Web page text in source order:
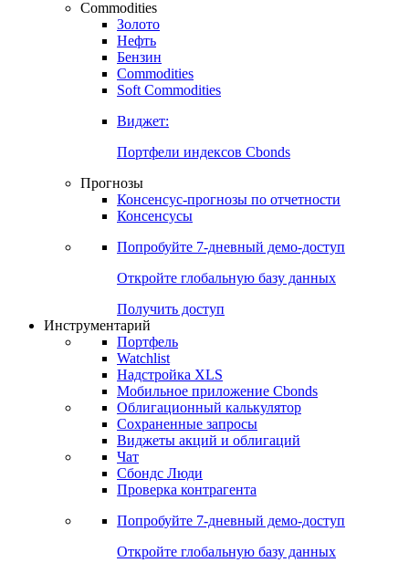
Commodities
Золото
Нефть
Бензин
Commodities
Soft Commodities
Виджет:
Портфели индексов Cbonds
Прогнозы
Консенсус-прогнозы по отчетности
Консенсусы
Попробуйте 7-дневный демо-доступ
Откройте глобальную базу данных
Получить доступ
Инструментарий
Портфель
Watchlist
Надстройка XLS
Мобильное приложение Cbonds
Облигационный калькулятор
Сохраненные запросы
Виджеты акций и облигаций
Чат
Сбондс Люди
Проверка контрагента
Попробуйте 7-дневный демо-доступ
Откройте глобальную базу данных